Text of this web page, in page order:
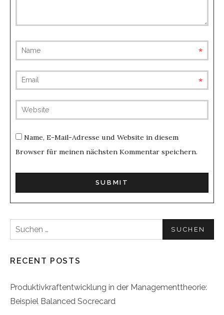
Name, E-Mail-Adresse und Website in diesem
Browser für meinen nächsten Kommentar speichern.
Suchen
nach:
RECENT POSTS
Produktivkraftentwicklung in der Managementtheorie:
Beispiel Balanced Socrecard